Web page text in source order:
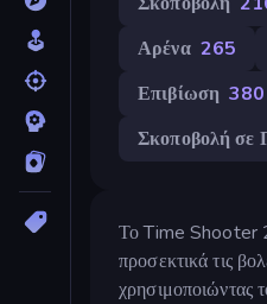
Αρένα 265
Επιβίωση 380
Σκοποβολή
Το Time Shooter 2
προσεκτικά τις
χρησιμοποιώντας